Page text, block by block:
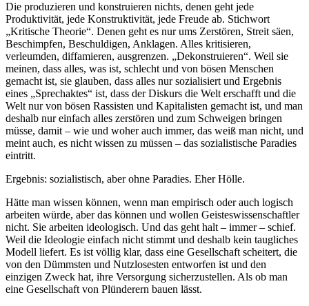
Die produzieren und konstruieren nichts, denen geht jede
Produktivität, jede Konstruktivität, jede Freude ab. Stichwort
„Kritische Theorie“. Denen geht es nur ums Zerstören, Streit säen,
Beschimpfen, Beschuldigen, Anklagen. Alles kritisieren,
verleumden, diffamieren, ausgrenzen. „Dekonstruieren“. Weil sie
meinen, dass alles, was ist, schlecht und von bösen Menschen
gemacht ist, sie glauben, dass alles nur sozialisiert und Ergebnis
eines „Sprechaktes“ ist, dass der Diskurs die Welt erschafft und die
Welt nur von bösen Rassisten und Kapitalisten gemacht ist, und man
deshalb nur einfach alles zerstören und zum Schweigen bringen
müsse, damit – wie und woher auch immer, das weiß man nicht, und
meint auch, es nicht wissen zu müssen – das sozialistische Paradies
eintritt.
Ergebnis: sozialistisch, aber ohne Paradies. Eher Hölle.
Hätte man wissen können, wenn man empirisch oder auch logisch
arbeiten würde, aber das können und wollen Geisteswissenschaftler
nicht. Sie arbeiten ideologisch. Und das geht halt – immer – schief.
Weil die Ideologie einfach nicht stimmt und deshalb kein taugliches
Modell liefert. Es ist völlig klar, dass eine Gesellschaft scheitert, die
von den Dümmsten und Nutzlosesten entworfen ist und den
einzigen Zweck hat, ihre Versorgung sicherzustellen. Als ob man
eine Gesellschaft von Plünderern bauen lässt.